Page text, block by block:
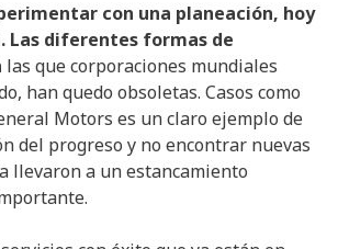
con una planeación, hoy
Las diferentes formas de
las que corporaciones mundiales
han quedo obsoletas. Casos como
Motors es un claro ejemplo de
del progreso y no encontrar nuevas
llevaron a un estancamiento